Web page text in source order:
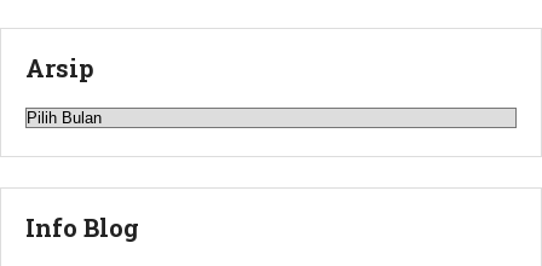
Arsip
Arsip
Info Blog